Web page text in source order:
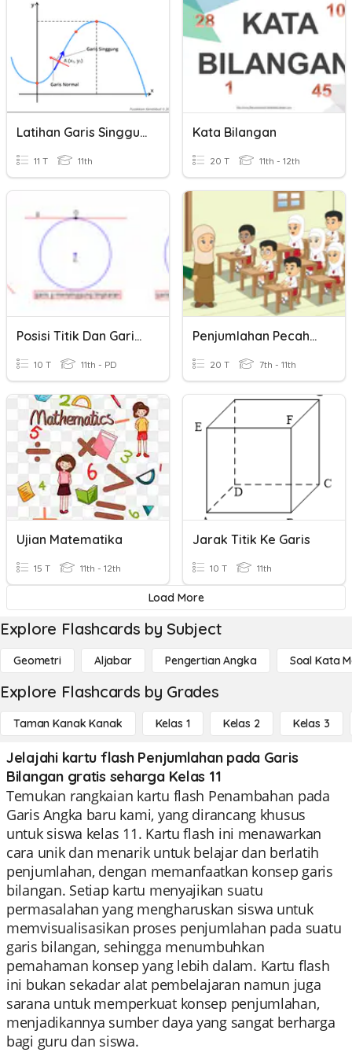
Latihan Garis Singgung Pada Kurva
11 T 11th
Kata Bilangan
20 T 11th - 12th
Posisi Titik Dan Garis Pada Lingkaran
10 T 11th - PD
Penjumlahan Pecahan
20 T 7th - 11th
Ujian Matematika
15 T 11th - 12th
Jarak Titik Ke Garis
10 T 11th
Load More
Explore Flashcards by Subject
Geometri Aljabar Pengertian Angka Soal Kata
Explore Flashcards by Grades
Taman Kanak Kanak Kelas 1 Kelas 2 Kelas 3
Jelajahi kartu flash Penjumlahan pada Garis
Bilangan gratis seharga Kelas 11
Temukan rangkaian kartu flash Penambahan pada
Garis Angka baru kami, yang dirancang khusus
untuk siswa kelas 11. Kartu flash ini menawarkan
cara unik dan menarik untuk belajar dan berlatih
penjumlahan, dengan memanfaatkan konsep garis
bilangan. Setiap kartu menyajikan suatu
permasalahan yang mengharuskan siswa untuk
memvisualisasikan proses penjumlahan pada suatu
garis bilangan, sehingga menumbuhkan
pemahaman konsep yang lebih dalam. Kartu flash
ini bukan sekadar alat pembelajaran namun juga
sarana untuk memperkuat konsep penjumlahan,
menjadikannya sumber daya yang sangat berharga
bagi guru dan siswa.